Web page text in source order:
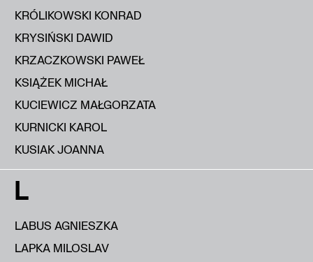
KRÓLIKOWSKI KONRAD
KRYSIŃSKI DAWID
KRZACZKOWSKI PAWEŁ
KSIĄŻEK MICHAŁ
KUCIEWICZ MAŁGORZATA
KURNICKI KAROL
KUSIAK JOANNA
L
LABUS AGNIESZKA
LAPKA MILOSLAV